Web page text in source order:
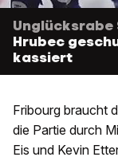
Unglücksrabe
Hrubec
kassiert
Fribourg braucht
die Partie durch
Eis und Kevin